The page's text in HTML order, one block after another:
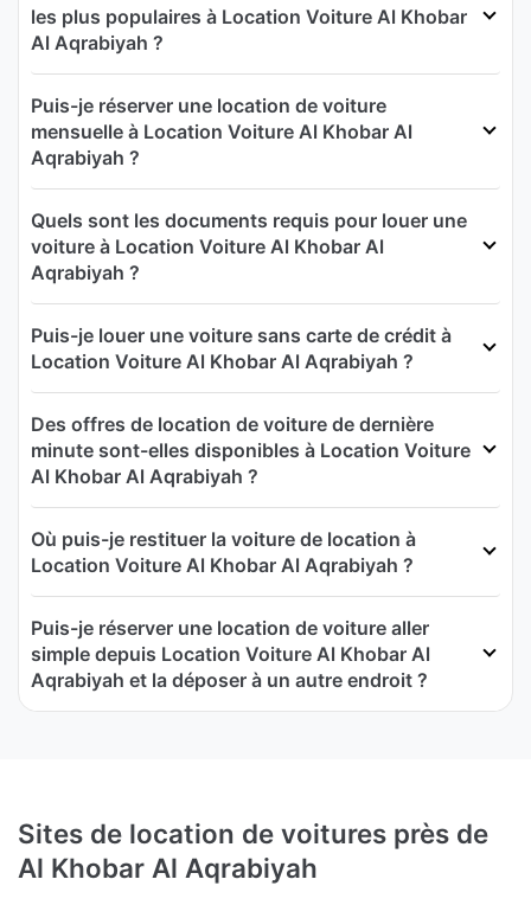
les plus populaires à Location Voiture Al Khobar
Al Aqrabiyah ?
Puis-je réserver une location de voiture
mensuelle à Location Voiture Al Khobar Al
Aqrabiyah ?
Quels sont les documents requis pour louer une
voiture à Location Voiture Al Khobar Al
Aqrabiyah ?
Puis-je louer une voiture sans carte de crédit à
Location Voiture Al Khobar Al Aqrabiyah ?
Des offres de location de voiture de dernière
minute sont-elles disponibles à Location Voiture
Al Khobar Al Aqrabiyah ?
Où puis-je restituer la voiture de location à
Location Voiture Al Khobar Al Aqrabiyah ?
Puis-je réserver une location de voiture aller
simple depuis Location Voiture Al Khobar Al
Aqrabiyah et la déposer à un autre endroit ?
Sites de location de voitures près de
Al Khobar Al Aqrabiyah